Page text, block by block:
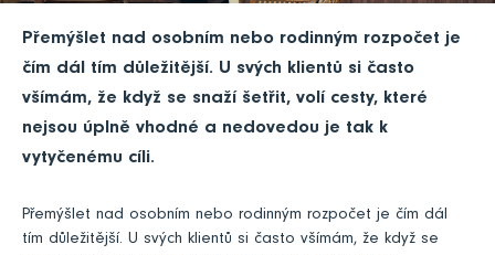
Přemýšlet nad osobním nebo rodinným rozpočet je
čím dál tím důležitější. U svých klientů si často
všímám, že když se snaží šetřit, volí cesty, které
nejsou úplně vhodné a nedovedou je tak k
vytyčenému cíli.
Přemýšlet nad osobním nebo rodinným rozpočet je čím dál
tím důležitější. U svých klientů si často všímám, že když se